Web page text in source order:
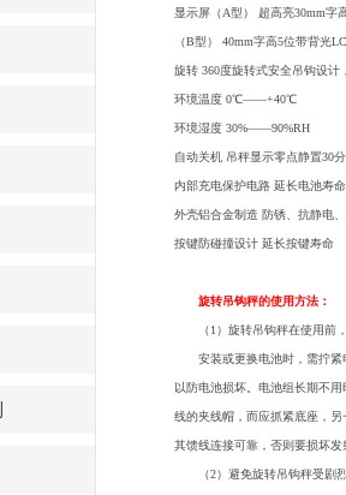
显示屏（A型） 超高亮30mm字
（B型） 40mm字高5位带背光
旋转 360度旋转式安全吊钩设计
环境温度 0℃——+40℃
环境湿度 30%——90%RH
自动关机 吊秤显示零点静置30
内部充电保护电路 延长电池寿命
外壳铝合金制造 防锈、抗静电
按键防碰撞设计 延长按键寿命
旋转吊钩秤的使用方法：
（1）旋转吊钩秤在使用前，
安装或更换电池时，需拧紧电
以防电池损坏。电池组长期不
线的夹线帽，而应抓紧底座，
其馈线连接可靠，否则要损坏发
（2）避免旋转吊钩秤受剧